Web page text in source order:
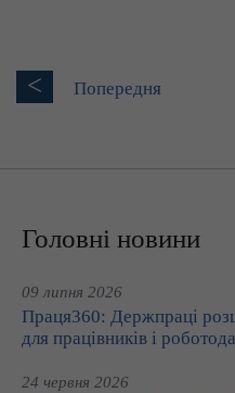
< Попередня
Головні новини
09 липня 2026
Праця360: Держпраці
для працівників і
24 червня 2026